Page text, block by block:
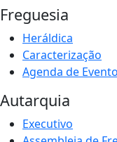
Freguesia
Heráldica
Caracterização
Agenda de
Autarquia
Executivo